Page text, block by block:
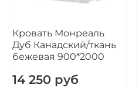
Кровать Монреаль
Дуб Канадский/ткань
бежевая 900*2000
14 250 руб